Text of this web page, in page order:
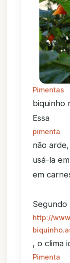
Pimentas
biquinho
Essa
pimenta
não
usá-la
em
Segundo
http://
, o clima
Pimenta